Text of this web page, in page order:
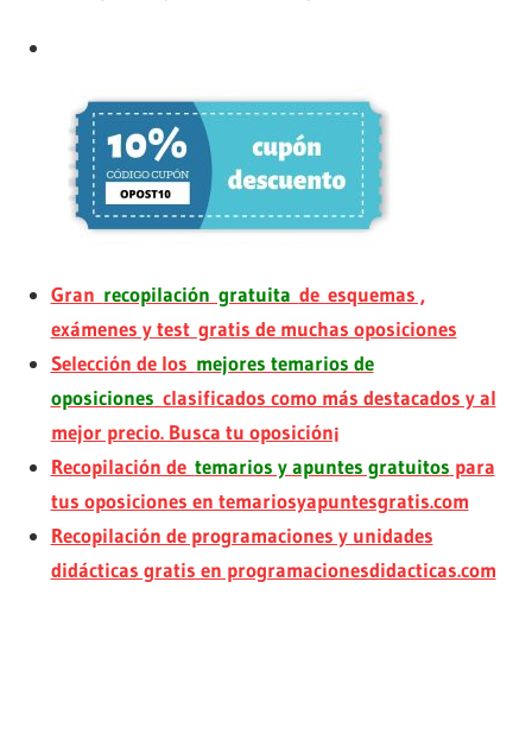
Gran recopilación gratuita de esquemas ,
exámenes y test gratis de muchas oposiciones
Selección de los mejores temarios de
oposiciones clasificados como más destacados y al
mejor precio. Busca tu oposición¡
Recopilación de temarios y apuntes gratuitos para
tus oposiciones en temariosyapuntesgratis.com
Recopilación de programaciones y unidades
didácticas gratis en programacionesdidacticas.com